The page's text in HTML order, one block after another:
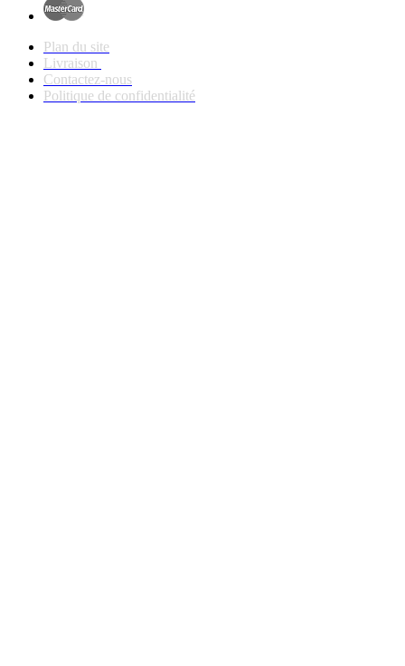
Plan du site
Livraison
Contactez-nous
Politique de confidentialité